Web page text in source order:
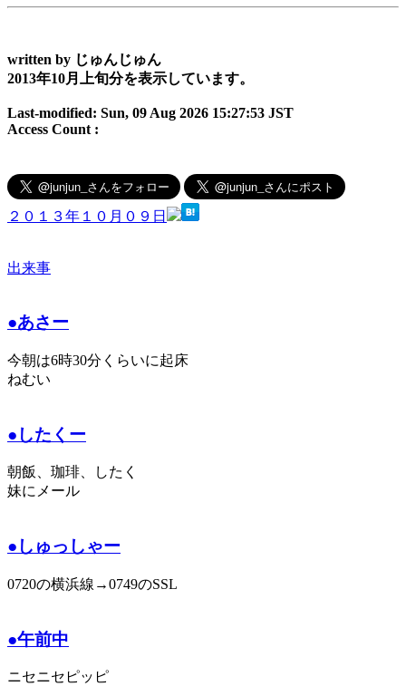
written by じゅんじゅん
2013年10月上旬分を表示しています。
Last-modified: Sun, 09 Aug 2026 15:27:53 JST
Access Count :
２０１３年１０月０９日
出来事
●あさー
今朝は6時30分くらいに起床
ねむい
●したくー
朝飯、珈琲、したく
妹にメール
●しゅっしゃー
0720の横浜線→0749のSSL
●午前中
ニセニセピッピ